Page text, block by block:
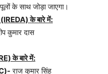
के साथ जोड़ा जाएगा।
(IREDA) के बारे में:
कुमार दास
के बारे में:
राज कुमार सिंह